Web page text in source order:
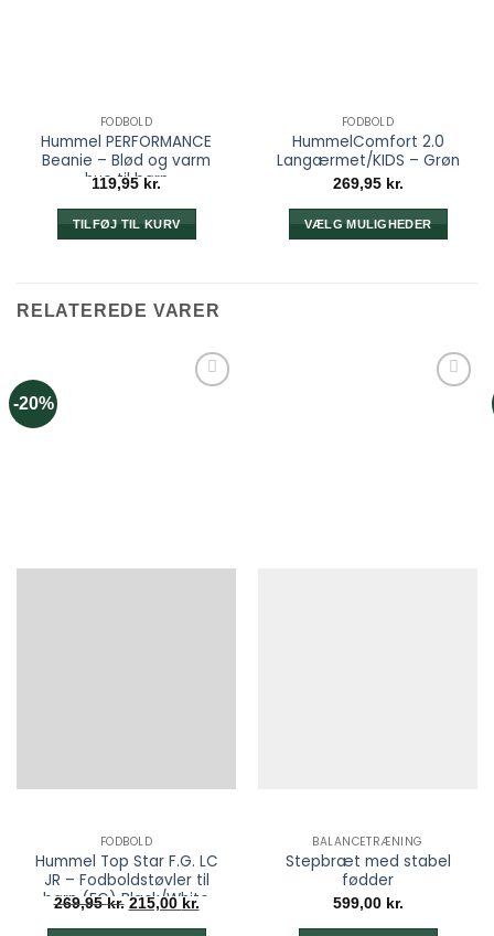
FODBOLD
Hummel PERFORMANCE
Beanie – Blød og varm
hue til børn
119,95 kr.
TILFØJ TIL KURV
FODBOLD
HummelComfort 2.0
Langærmet/KIDS – Grøn
269,95 kr.
VÆLG MULIGHEDER
Mulighederne
RELATEREDE VARER
-20%
FODBOLD
Hummel Top Star F.G. LC
JR – Fodboldstøvler til
børn (FG) Black/White
269,95kr. Den
oprindelige
pris
215,00 kr.Den
aktuelle
pris
BALANCETRÆNING
Stepbræt med stabel
fødder
599,00 kr.